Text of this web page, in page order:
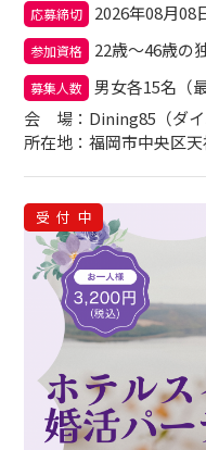
応募締切 2026年08月08
参加資格 22歳～46歳の
募集人数
男女各15名（
会場：Dining85（ダイ
所在地：福岡市中央区
受付中